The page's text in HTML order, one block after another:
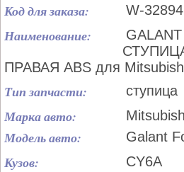
Код для заказа: W-
Наименование:
ПРАВАЯ ABS для
Тип запчасти: ступица
Марка авто:
Модель авто: Galant
Кузов: CY6A